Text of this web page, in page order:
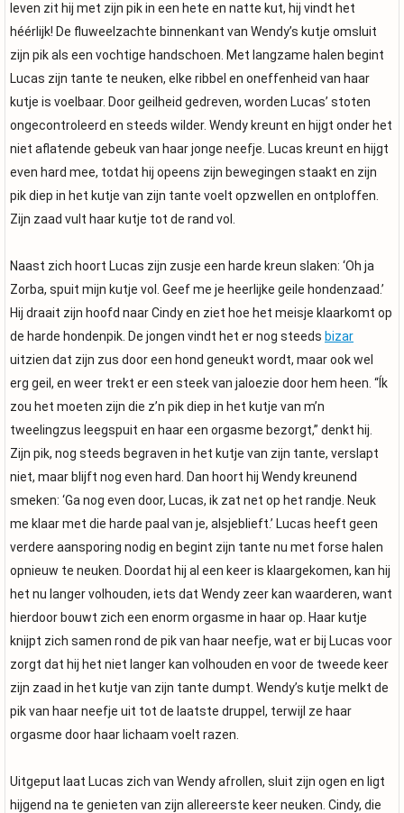
leven zit hij met zijn pik in een hete en natte kut, hij vindt het
héérlijk! De fluweelzachte binnenkant van Wendy’s kutje omsluit
zijn pik als een vochtige handschoen. Met langzame halen begint
Lucas zijn tante te neuken, elke ribbel en oneffenheid van haar
kutje is voelbaar. Door geilheid gedreven, worden Lucas’ stoten
ongecontroleerd en steeds wilder. Wendy kreunt en hijgt onder het
niet aflatende gebeuk van haar jonge neefje. Lucas kreunt en hijgt
even hard mee, totdat hij opeens zijn bewegingen staakt en zijn
pik diep in het kutje van zijn tante voelt opzwellen en ontploffen.
Zijn zaad vult haar kutje tot de rand vol.
Naast zich hoort Lucas zijn zusje een harde kreun slaken: ‘Oh ja
Zorba, spuit mijn kutje vol. Geef me je heerlijke geile hondenzaad.’
Hij draait zijn hoofd naar Cindy en ziet hoe het meisje klaarkomt op
de harde hondenpik. De jongen vindt het er nog steeds bizar
uitzien dat zijn zus door een hond geneukt wordt, maar ook wel
erg geil, en weer trekt er een steek van jaloezie door hem heen. “Ík
zou het moeten zijn die z’n pik diep in het kutje van m’n
tweelingzus leegspuit en haar een orgasme bezorgt,” denkt hij.
Zijn pik, nog steeds begraven in het kutje van zijn tante, verslapt
niet, maar blijft nog even hard. Dan hoort hij Wendy kreunend
smeken: ‘Ga nog even door, Lucas, ik zat net op het randje. Neuk
me klaar met die harde paal van je, alsjeblieft.’ Lucas heeft geen
verdere aansporing nodig en begint zijn tante nu met forse halen
opnieuw te neuken. Doordat hij al een keer is klaargekomen, kan hij
het nu langer volhouden, iets dat Wendy zeer kan waarderen, want
hierdoor bouwt zich een enorm orgasme in haar op. Haar kutje
knijpt zich samen rond de pik van haar neefje, wat er bij Lucas voor
zorgt dat hij het niet langer kan volhouden en voor de tweede keer
zijn zaad in het kutje van zijn tante dumpt. Wendy’s kutje melkt de
pik van haar neefje uit tot de laatste druppel, terwijl ze haar
orgasme door haar lichaam voelt razen.
Uitgeput laat Lucas zich van Wendy afrollen, sluit zijn ogen en ligt
hijgend na te genieten van zijn allereerste keer neuken. Cindy, die